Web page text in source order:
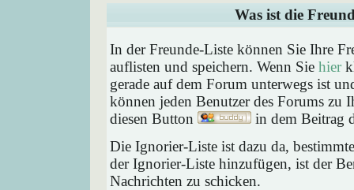
Was ist die
In der Freunde-Liste können Sie Ihre
auflisten und speichern. Wenn Sie hier
gerade auf dem Forum unterwegs ist
können jeden Benutzer des Forums zu
diesen Button
in dem Beitrag
Die Ignorier-Liste ist dazu da,
der Ignorier-Liste hinzufügen, ist der
Nachrichten zu schicken.